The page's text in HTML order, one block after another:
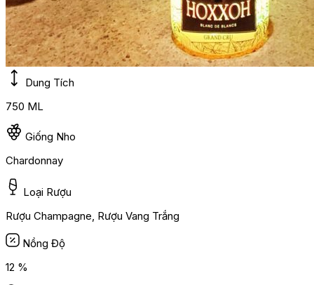
Dung Tích
750 ML
Giống Nho
Chardonnay
Loại Rượu
Rượu Champagne, Rượu Vang Trắng
Nồng Độ
12 %